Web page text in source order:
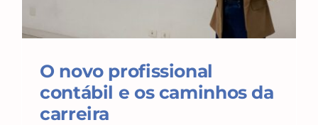
O novo profissional
contábil e os caminhos da
carreira